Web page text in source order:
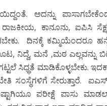
ಅದನ್ನು
ಕಾನೂನು, ಐಪಿಸಿ
ದಿನಕ್ಕೆ ಕಮ್ಮಿಯೆಂದರೂ
ನಿದ್ದೆ, ಮನೆ ,ಮಠ
ಸಿಧ್ಧತೆ ಮಾಡಿಕೊಳ್ಳಬೇಕು.
ಸಂಸ್ಥೆಗಳಿಗೆ ಸೇರುತ್ತಾರೆ.
ಪರೀಕ್ಷೆ ಪಾಸು